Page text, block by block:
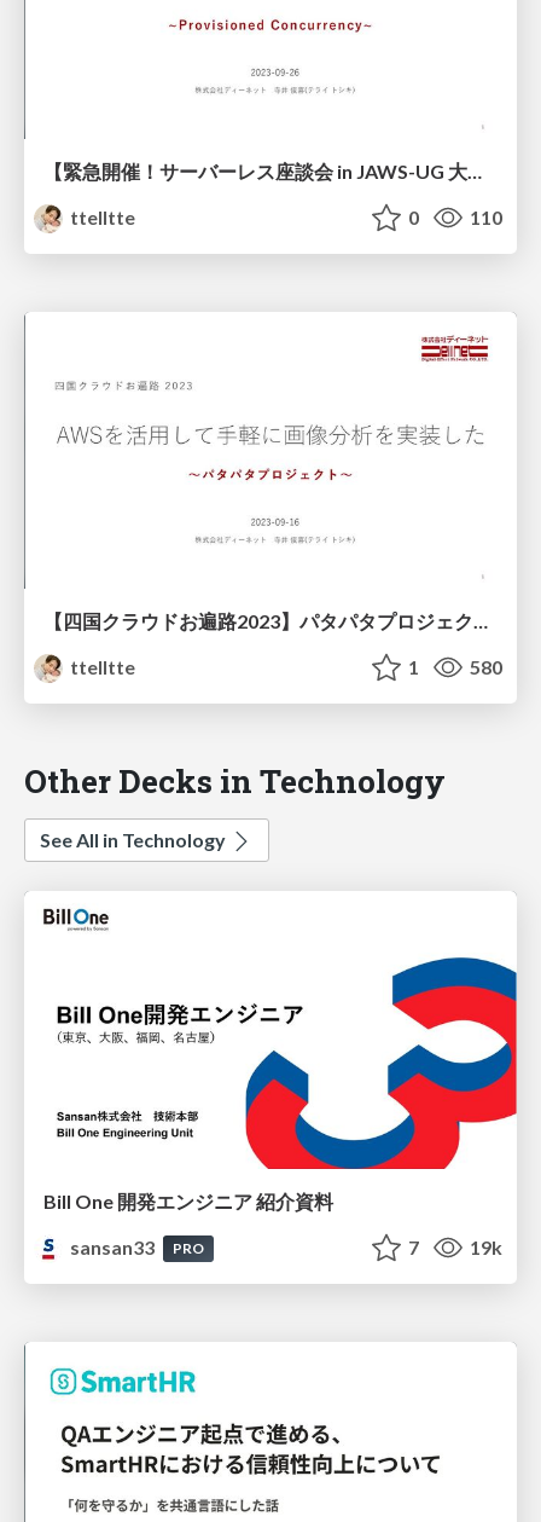
【緊急開催！サーバーレス座談会 in JAWS-UG 大阪】Lambdaの「プロビジョニング済み同時実行」を試す_DENET寺井_20230924
ttelltte
0 110
【四国クラウドお遍路2023】パタパタプロジェクト-AWSを活用して手軽に画像分析を実装した_20230916
ttelltte
1 580
Other Decks in Technology
See All in Technology
Bill One 開発エンジニア 紹介資料
sansan33
PRO 7 19k